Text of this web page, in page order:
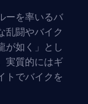
ーを率いるバ
乱闘やバイク
が如く」とし
実質的にはギ
トでバイクを